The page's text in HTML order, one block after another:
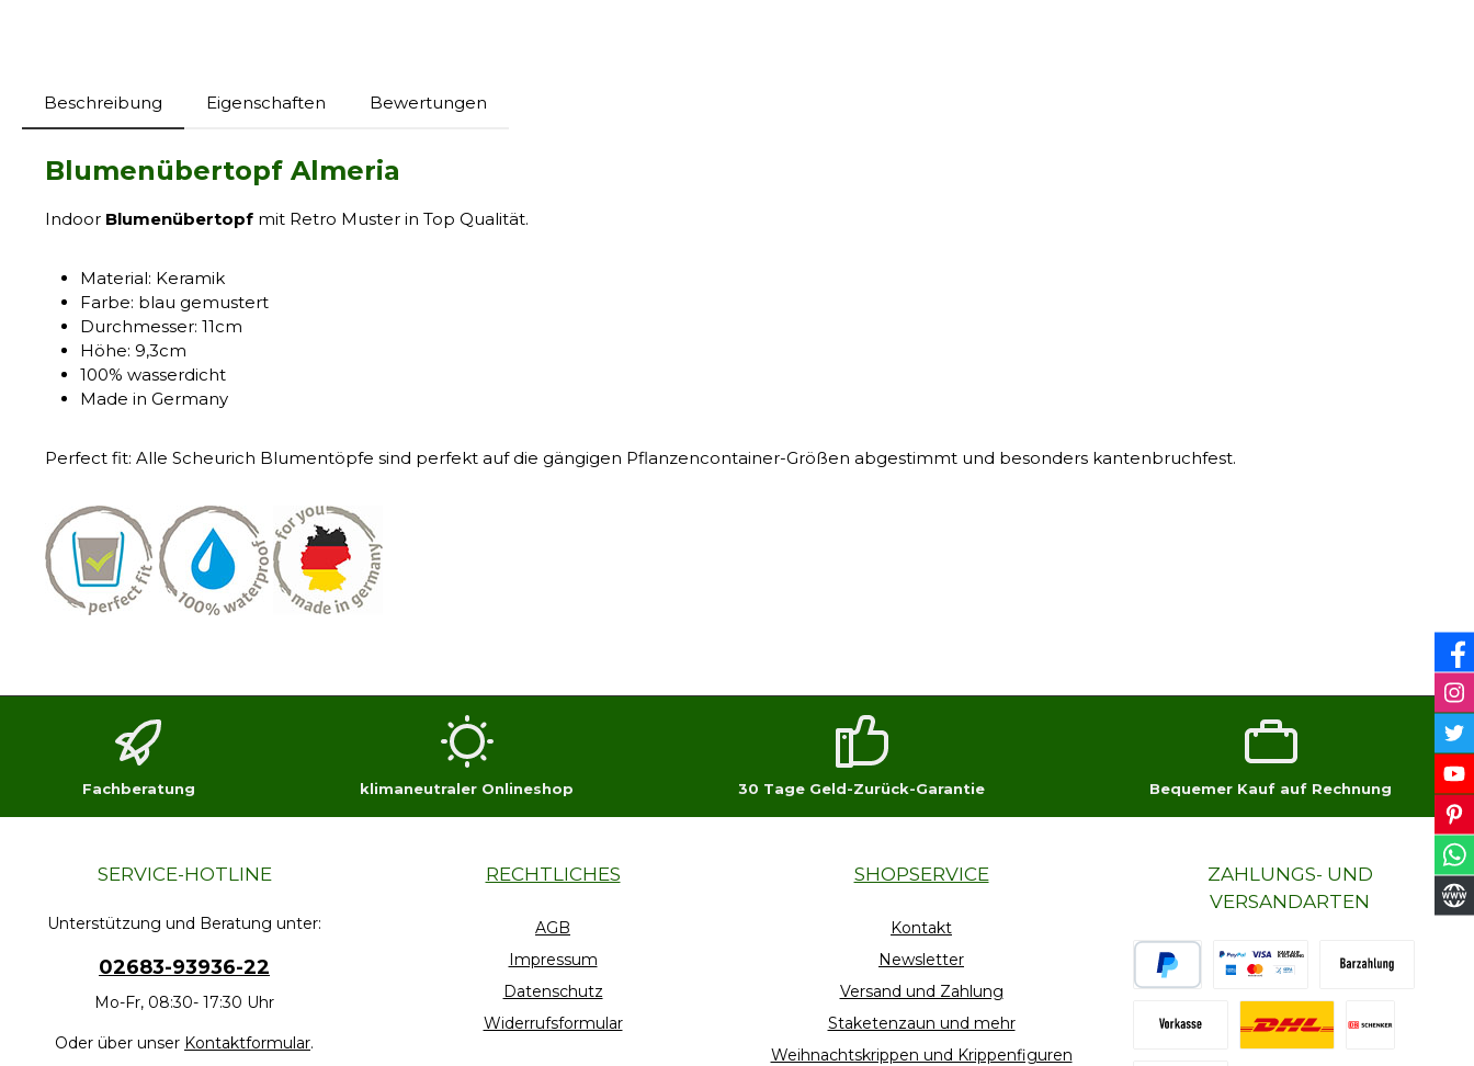
Beschreibung Eigenschaften Bewertungen
Blumenübertopf Almeria
Indoor Blumenübertopf mit Retro Muster in Top Qualität.
Material: Keramik
Farbe: blau gemustert
Durchmesser: 11cm
Höhe: 9,3cm
100% wasserdicht
Made in Germany
Perfect fit: Alle Scheurich Blumentöpfe sind perfekt auf die gängigen Pflanzencontainer-Größen abgestimmt und besonders kantenbruchfest.
Fachberatung klimaneutraler Onlineshop 30 Tage Geld-Zurück-Garantie Bequemer Kauf auf Rechnung
SERVICE-HOTLINE
Unterstützung und Beratung unter:
02683-93936-22
Mo-Fr, 08:30- 17:30 Uhr
Oder über unser Kontaktformular.
RECHTLICHES
AGB
Impressum
Datenschutz
Widerrufsformular
SHOPSERVICE
Kontakt
Newsletter
Versand und Zahlung
Staketenzaun und mehr
Weihnachtskrippen und Krippenfiguren
ZAHLUNGS- UND
VERSANDARTEN
Bar- oder EC-Zahlung